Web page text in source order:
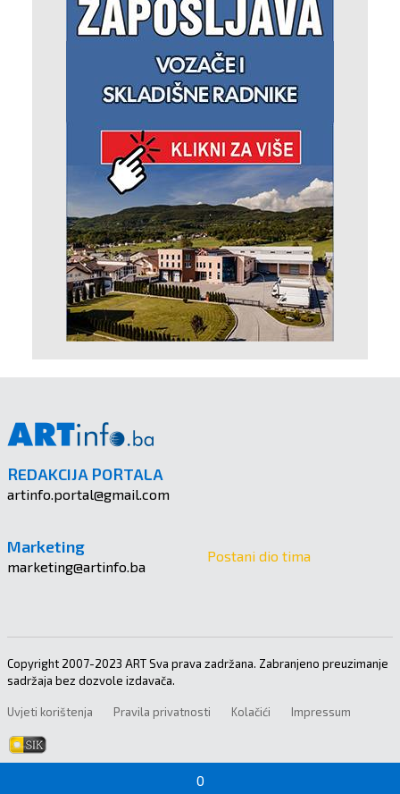
0
REDAKCIJA PORTALA
artinfo.portal@gmail.com
Marketing
marketing@artinfo.ba
Postani dio tima
Copyright 2007-2023 ART Sva prava zadržana. Zabranjeno preuzimanje
sadržaja bez dozvole izdavača.
Uvjeti korištenja Pravila privatnosti Kolačići Impressum